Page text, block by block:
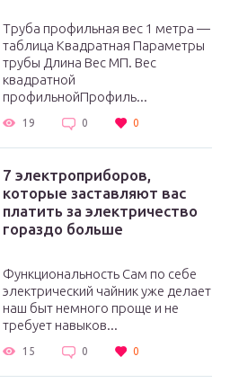
Труба профильная вес 1 метра —
таблица Квадратная Параметры
трубы Длина Вес МП. Вес
квадратной
профильнойПрофиль...
19 0 0
7 электроприборов,
которые заставляют вас
платить за электричество
гораздо больше
Функциональность Сам по себе
электрический чайник уже делает
наш быт немного проще и не
требует навыков...
15 0 0